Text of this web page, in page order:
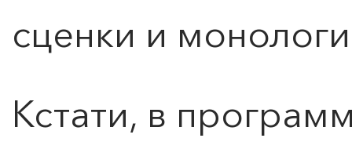
сценки и
Кстати, в